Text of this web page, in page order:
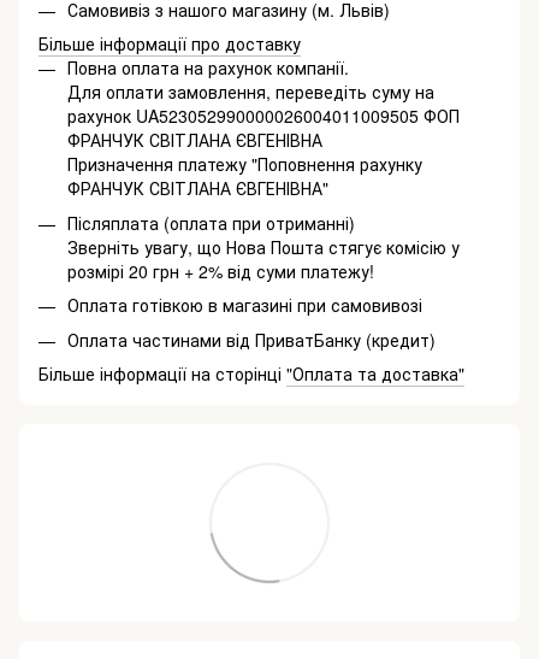
Самовивіз з нашого магазину (м. Львів)
Більше інформації про доставку
Повна оплата на рахунок компанії.
Для оплати замовлення, переведіть суму на
рахунок UA523052990000026004011009505 ФОП
ФРАНЧУК СВІТЛАНА ЄВГЕНІВНА
Призначення платежу "Поповнення рахунку
ФРАНЧУК СВІТЛАНА ЄВГЕНІВНА"
Післяплата (оплата при отриманні)
Зверніть увагу, що Нова Пошта стягує комісію у
розмірі 20 грн + 2% від суми платежу!
Оплата готівкою в магазині при самовивозі
Оплата частинами від ПриватБанку (кредит)
Більше інформації на сторінці "Оплата та доставка"